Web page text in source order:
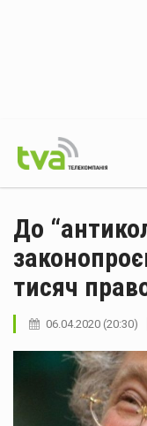
До
тисяч
06.04.2020 (20:30)